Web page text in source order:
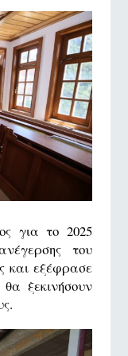
για το 2025
του
και εξέφρασε
ξεκινήσουν